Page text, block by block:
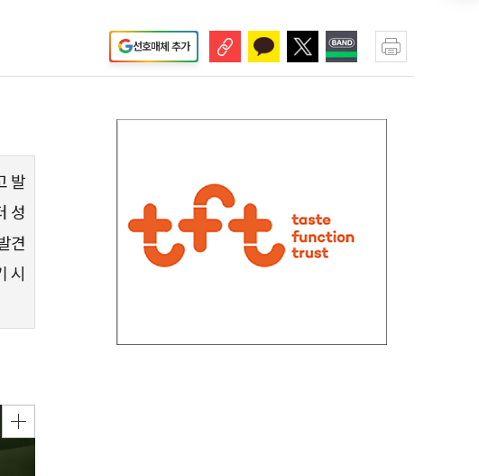
선호매체 추가
발
성
견
시